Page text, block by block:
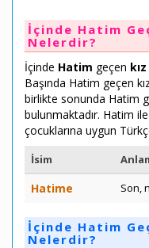
İçinde Hatim
Nelerdir?
İçinde Hatim geçen kız
Başında Hatim geçen
birlikte sonunda Hatim
bulunmaktadır. Hatim
çocuklarına uygun
İsim
Hatime Son,
İçinde Hatim
Nelerdir?